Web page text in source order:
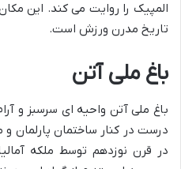
المپیک را روایت می کند. این
تاریخ مدرن ورزش است.
باغ ملی آتن
باغ ملی آتن واحیه ای سرسبز و
درست در کنار ساختمان پارلمان و
در قرن نوزدهم توسط ملکه